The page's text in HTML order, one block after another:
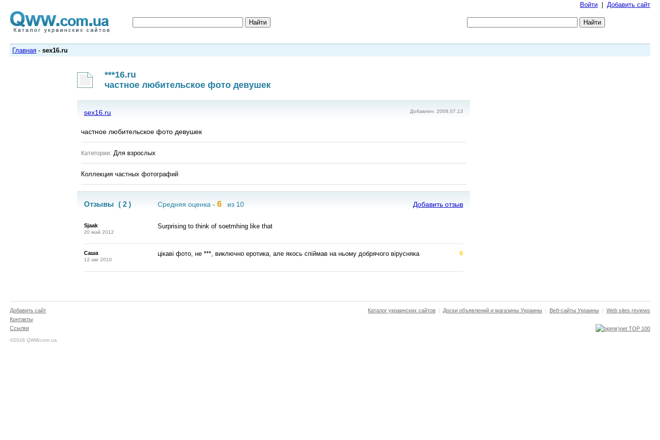
Войти Добавить сайт
Главная - sex16.ru
***16.ru
частное любительское фото девушек
sex16.ru Добавлен: 2008.07.13
частное любительское фото девушек
Категории: Для взрослых
Коллекция частных фотографий
Отзывы ( 2 ) Средняя оценка - 6 из 10 Добавить отзыв
Sjaak
20 май 2012
Surprising to think of soetmhing like that
Саша
12 авг 2010
цікаві фото, не ***, виключно еротика, але якось спіймав на ньому добрячого вірусняка 6
Добавить сайт
Контакты
Ссылки
©2026 QWW.com.ua
Каталог украинских сайтов | Доски объявлений и магазины Украины | Веб-сайты Украины | Web sites reviews